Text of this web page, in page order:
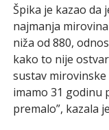
Špika je kazao da
najmanja
niža od 880,
kako to nije
sustav mirovinske
imamo 31 godinu
premalo”, kazala